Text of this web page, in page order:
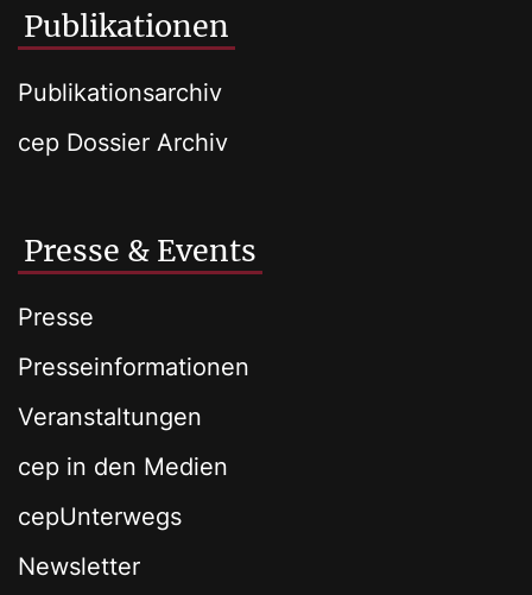
Publikationen
Publikationsarchiv
cep Dossier Archiv
Presse & Events
Presse
Presseinformationen
Veranstaltungen
cep in den Medien
cepUnterwegs
Newsletter